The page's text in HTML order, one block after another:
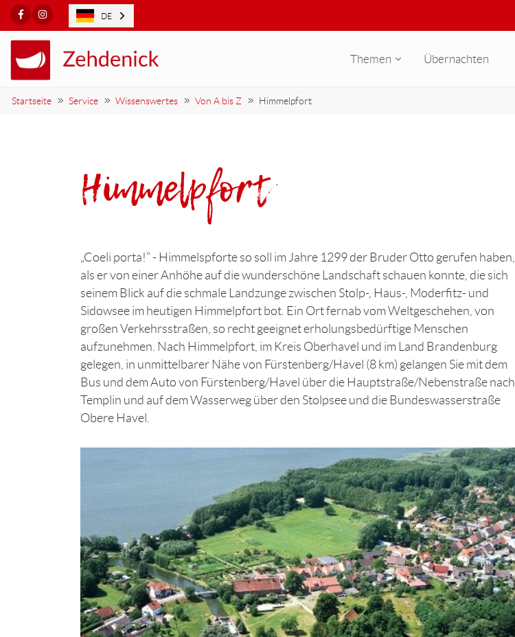
FacebookInstagram
Themen Übernachten
Startseite Service Wissenswertes Von A bis Z Himmelpfort
Himmelpfort
„Coeli porta!“ - Himmelspforte so soll im Jahre 1299 der Bruder Otto gerufen haben,
als er von einer Anhöhe auf die wunderschöne Landschaft schauen konnte, die sich
seinem Blick auf die schmale Landzunge zwischen Stolp-, Haus-, Moderfitz- und
Sidowsee im heutigen Himmelpfort bot. Ein Ort fernab vom Weltgeschehen, von
großen Verkehrsstraßen, so recht geeignet erholungsbedürftige Menschen
aufzunehmen. Nach Himmelpfort, im Kreis Oberhavel und im Land Brandenburg
gelegen, in unmittelbarer Nähe von Fürstenberg/Havel (8 km) gelangen Sie mit dem
Bus und dem Auto von Fürstenberg/Havel über die Hauptstraße/Nebenstraße nach
Templin und auf dem Wasserweg über den Stolpsee und die Bundeswasserstraße
Obere Havel.
DE